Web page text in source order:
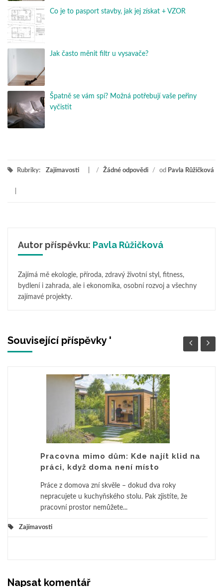
Co je to pasport stavby, jak jej získat + VZOR
Jak často měnit filtr u vysavače?
Špatně se vám spí? Možná potřebují vaše peřiny
vyčistit
Rubriky: Zajímavosti / Žádné odpovědi / od Pavla Růžičková
Autor příspěvku: Pavla Růžičková
Zajímá mě ekologie, příroda, zdravý životní styl, fitness,
bydlení i zahrada, ale i ekonomika, osobní rozvoj a všechny
zajímavé projekty.
Související příspěvky '
Pracovna mimo dům: Kde najít klid na
práci, když doma není místo
Práce z domova zní skvěle – dokud dva roky
nepracujete u kuchyňského stolu. Pak zjistíte, že
pracovní prostor nemůžete...
Zajímavosti
Napsat komentář